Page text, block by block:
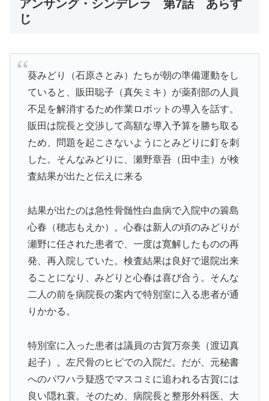
アンサング・シンデレラ 第7話 あらす
じ
葵みどり（石原さとみ）たちが朝の準備運動をし
ていると、販田聡子（真矢ミキ）が薬剤部の人員
不足を解消するため作業ロボットの導入を話す。
販田は院長と交渉して高額な導入予算を勝ち取る
ため、問題を起こさないようにとみどりに釘を刺
した。そんなみどりに、瀬野章吾（田中圭）が検
査結果が出たと伝えに来る
結果が出たのは急性骨髄性白血病で入院中の簑島
心春（穂志もえか）。心春は新人の頃のみどりが
瀬野に任された患者で、一度は寛解したものの再
発、再入院していた。検査結果は良好で退院出来
ることになり、みどりと心春は喜び合う。そんな
二人の前を病院長の案内で特別室に入る患者が通
りかかる。
特別室に入った患者は議員の古賀万奈美（渡辺真
起子）。左尺骨のヒビでの入院だ。だが、元秘書
へのパワハラ疑惑でマスコミに追われる古賀には
良い隠れ蓑。そのため、病院長と整形外科医、大